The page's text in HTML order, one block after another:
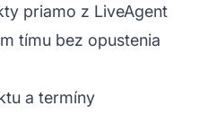
priamo z LiveAgent
tímu bez opustenia
a termíny